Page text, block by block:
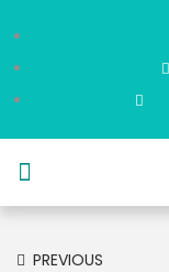
PREVIOUS